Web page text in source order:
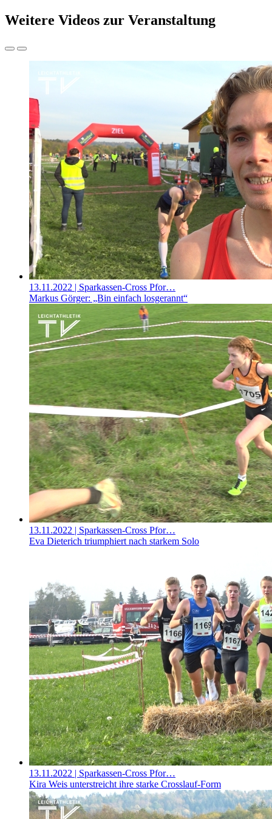
Weitere Videos zur Veranstaltung
13.11.2022 | Sparkassen-Cross Pfor…
Markus Görger: „Bin einfach losgerannt“
13.11.2022 | Sparkassen-Cross Pfor…
Eva Dieterich triumphiert nach starkem Solo
13.11.2022 | Sparkassen-Cross Pfor…
Kira Weis unterstreicht ihre starke Crosslauf-Form